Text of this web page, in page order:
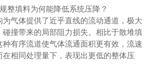
整填料为何能降低系统压降？
气体提供了近乎直线的流动通道，极大
撞带来的局部阻力损失。相比于散堆填
有序流道使气体流通面积更有效，流速
相同处理量下，表现出更低的整体压